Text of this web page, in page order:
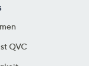
QVC